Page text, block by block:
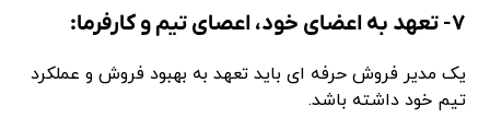
۷- تعهد به اعضای خود، اعصای تیم و کارفرما:
یک مدیر فروش حرفه ای باید تعهد به بهبود فروش و عملکرد
تیم خود داشته باشد.